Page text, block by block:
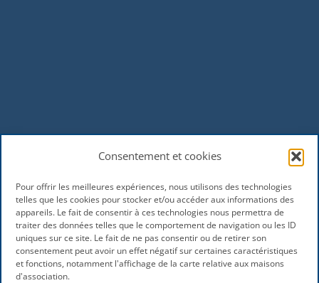
Consentement et cookies
Pour offrir les meilleures expériences, nous utilisons des technologies
telles que les cookies pour stocker et/ou accéder aux informations des
appareils. Le fait de consentir à ces technologies nous permettra de
traiter des données telles que le comportement de navigation ou les ID
uniques sur ce site. Le fait de ne pas consentir ou de retirer son
consentement peut avoir un effet négatif sur certaines caractéristiques
et fonctions, notamment l'affichage de la carte relative aux maisons
d'association.